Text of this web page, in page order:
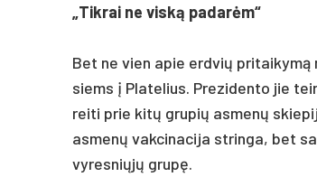
„Tik­rai ne viską pa­darėm“
Bet ne vien apie erd­vių
siems į Pla­te­lius. Pre­zi­den­to jie
rei­ti prie kitų gru­pių as­menų
as­menų vak­ci­na­ci­ja strin­ga, bet
vy­res­niųjų grupę.